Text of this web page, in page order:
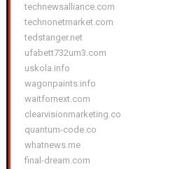
technewsalliance.com
technonetmarket.com
tedstanger.net
ufabett732um3.com
uskola.info
wagonpaints.info
waitfornext.com
clearvisionmarketing.co
quantum-code.co
whatnews.me
final-dream.com